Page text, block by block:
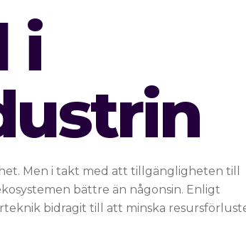
i
Men i takt med att tillgängligheten till
bättre än någonsin. Enligt
bidragit till att minska